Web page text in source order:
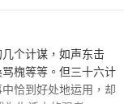
个计谋，如声东击
槐等等。但三十六计
恰到好处地运用，却